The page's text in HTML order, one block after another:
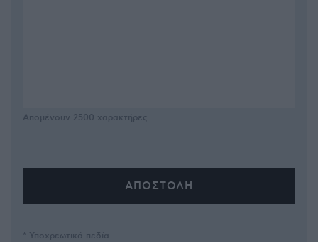
Απομένουν 2500 χαρακτήρες
* Υποχρεωτικά πεδία